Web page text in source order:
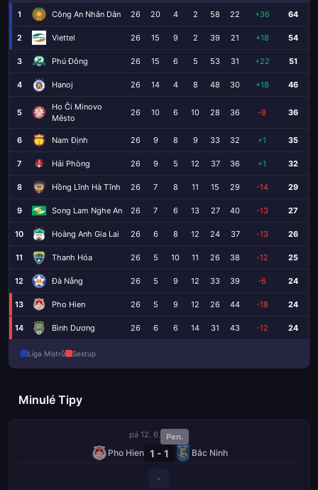
1 Công An Nhân Dân 26 20 4 2 58 22 +36 64
2 Viettel 26 15 9 2 39 21 +18 54
3 Phú Đông 26 15 6 5 53 31 +22 51
4 Hanoj 26 14 4 8 48 30 +18 46
5
Ho Či Minovo
Město
26 10 6 10 28 36 -8 36
6 Nam Định 26 9 8 9 33 32 +1 35
7 Hải Phòng 26 9 5 12 37 36 +1 32
8 Hồng Lĩnh Hà Tĩnh 26 7 8 11 15 29 -14 29
9 Song Lam Nghe An 26 7 6 13 27 40 -13 27
10 Hoàng Anh Gia Lai 26 6 8 12 24 37 -13 26
11 Thanh Hóa 26 5 10 11 26 38 -12 25
12 Đà Nẵng 26 5 9 12 33 39 -6 24
13 Pho Hien 26 5 9 12 26 44 -18 24
14 Bình Dương 26 6 6 14 31 43 -12 24
Liga Mistrů Sestup
Minulé Tipy
pá 12. 6. Pen.
Pho Hien 1 - 1 Bắc Ninh
-